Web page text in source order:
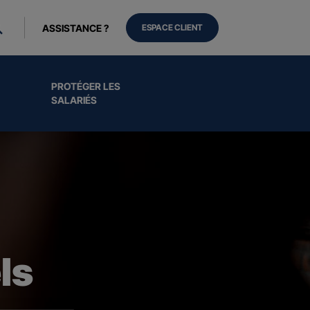
PROTÉGER LES
SALARIÉS
ASSISTANCE ? ESPACE CLIENT